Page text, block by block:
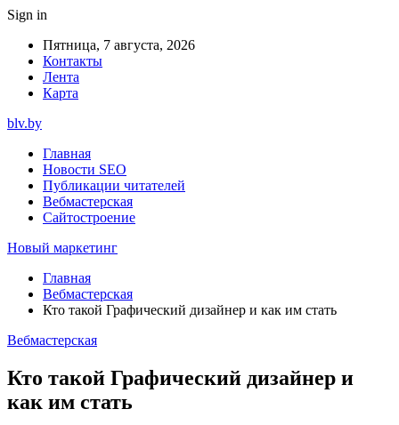
Sign in
Пятница, 7 августа, 2026
Контакты
Лента
Карта
blv.by
Главная
Новости SEO
Публикации читателей
Вебмастерская
Сайтостроение
Новый маркетинг
Главная
Вебмастерская
Кто такой Графический дизайнер и как им стать
Вебмастерская
Кто такой Графический дизайнер и
как им стать